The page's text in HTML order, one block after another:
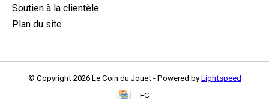
Soutien à la clientèle
Plan du site
© Copyright 2026 Le Coin du Jouet - Powered by Lightspeed
FC